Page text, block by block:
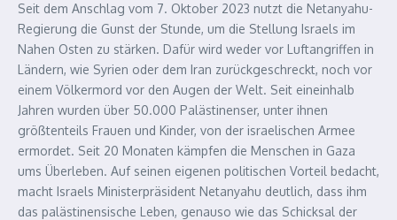
Seit dem Anschlag vom 7. Oktober 2023 nutzt die Netanyahu-
Regierung die Gunst der Stunde, um die Stellung Israels im
Nahen Osten zu stärken. Dafür wird weder vor Luftangriffen in
Ländern, wie Syrien oder dem Iran zurückgeschreckt, noch vor
einem Völkermord vor den Augen der Welt. Seit eineinhalb
Jahren wurden über 50.000 Palästinenser, unter ihnen
größtenteils Frauen und Kinder, von der israelischen Armee
ermordet. Seit 20 Monaten kämpfen die Menschen in Gaza
ums Überleben. Auf seinen eigenen politischen Vorteil bedacht,
macht Israels Ministerpräsident Netanyahu deutlich, dass ihm
das palästinensische Leben, genauso wie das Schicksal der